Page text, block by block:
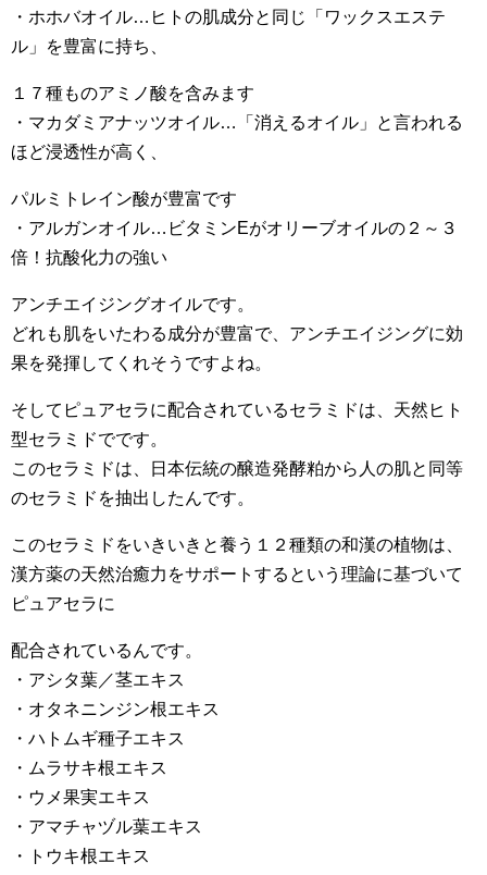
・ホホバオイル…ヒトの肌成分と同じ「ワックスエステ
ル」を豊富に持ち、
１７種ものアミノ酸を含みます
・マカダミアナッツオイル…「消えるオイル」と言われる
ほど浸透性が高く、
パルミトレイン酸が豊富です
・アルガンオイル…ビタミンEがオリーブオイルの２～３
倍！抗酸化力の強い
アンチエイジングオイルです。
どれも肌をいたわる成分が豊富で、アンチエイジングに効
果を発揮してくれそうですよね。
そしてピュアセラに配合されているセラミドは、天然ヒト
型セラミドでです。
このセラミドは、日本伝統の醸造発酵粕から人の肌と同等
のセラミドを抽出したんです。
このセラミドをいきいきと養う１２種類の和漢の植物は、
漢方薬の天然治癒力をサポートするという理論に基づいて
ピュアセラに
配合されているんです。
・アシタ葉／茎エキス
・オタネニンジン根エキス
・ハトムギ種子エキス
・ムラサキ根エキス
・ウメ果実エキス
・アマチャヅル葉エキス
・トウキ根エキス